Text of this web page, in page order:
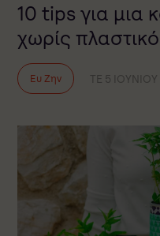
10 tips για μια
χωρίς πλαστικό
Ευ Ζην ΤΕ 5